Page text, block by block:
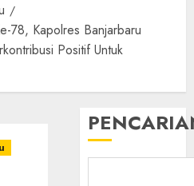
78, Kapolres Banjarbaru
Positif Untuk